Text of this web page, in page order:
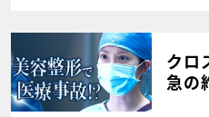
クロ
急の